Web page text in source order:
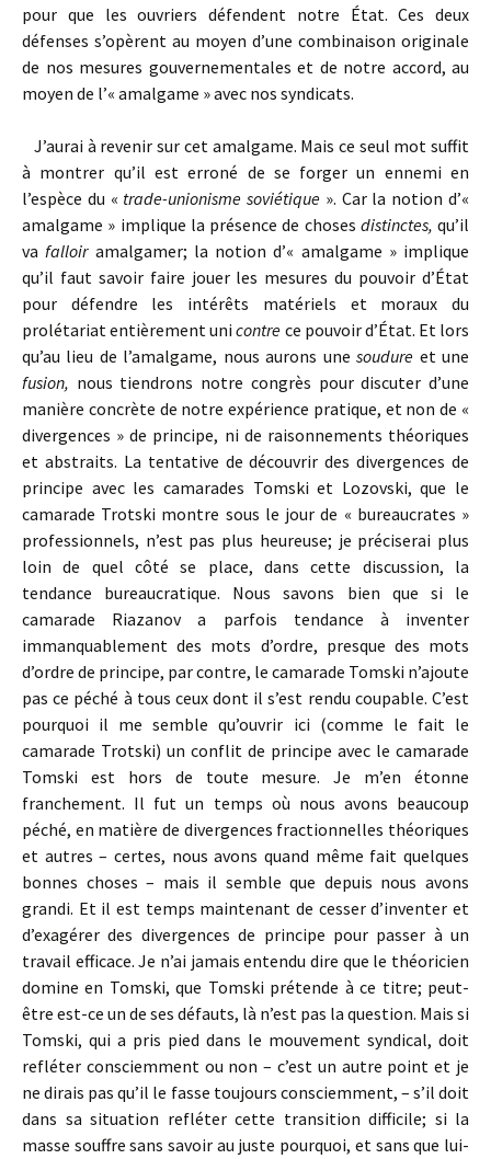
pour que les ouvriers défen­dent notre État. Ces deux
défenses s’opèrent au moyen d’une combinaison originale
de nos mesures gouvernementales et de notre accord, au
moyen de l’« amalgame » avec nos syndicats.
J’aurai à revenir sur cet amalgame. Mais ce seul mot suffit
à montrer qu’il est erroné de se forger un ennemi en
l’espèce du « trade-unionisme soviétique ». Car la notion d’«
amalgame » implique la présence de choses distinctes, qu’il
vafalloiramalgamer; la notion d’« amalgame » implique
qu’il faut savoir faire jouer les mesures du pouvoir d’État
pour défendre les intérêts matériels et moraux du
prolétariat entièrement unicontre ce pouvoir d’État. Et lors
qu’au lieu de l’amalgame, nous aurons unesoudure et une
fusion, nous tiendrons notre congrès pour discuter d’une
manière concrète de notre expérience pratique, et non de «
divergences » de principe, ni de raisonnements théoriques
et abstraits. La tentative de découvrir des divergences de
principe avec les camarades Tomski et Lozovski, que le
camarade Trotski montre sous le jour de « bureaucrates »
professionnels, n’est pas plus heureuse; je préciserai plus
loin de quel côté se place, dans cette discussion, la
tendance bureaucratique. Nous savons bien que si le
camarade Riazanov a parfois tendance à inventer
immanquablement des mots d’ordre, presque des mots
d’ordre de principe, par contre, le camarade Tomski n’ajoute
pas ce péché à tous ceux dont il s’est rendu coupable. C’est
pourquoi il me semble qu’ouvrir ici (comme le fait le
camarade Trotski) un conflit de principe avec le camarade
Tomski est hors de toute mesure. Je m’en étonne
franchement. Il fut un temps où nous avons beaucoup
péché, en matière de divergences fractionnelles théoriques
et autres – certes, nous avons quand même fait quelques
bonnes choses – mais il semble que depuis nous avons
grandi. Et il est temps maintenant de cesser d’inventer et
d’exagérer des divergences de principe pour passer à un
travail efficace. Je n’ai jamais entendu dire que le théoricien
domine en Tomski, que Tomski prétende à ce titre; peut-
être est-ce un de ses défauts, là n’est pas la question. Mais si
Tomski, qui a pris pied dans le mouvement syndical, doit
refléter consciemment ou non – c’est un autre point et je
ne dirais pas qu’il le fasse toujours consciemment, – s’il doit
dans sa situation refléter cette transition difficile; si la
masse souffre sans savoir au juste pourquoi, et sans que lui-